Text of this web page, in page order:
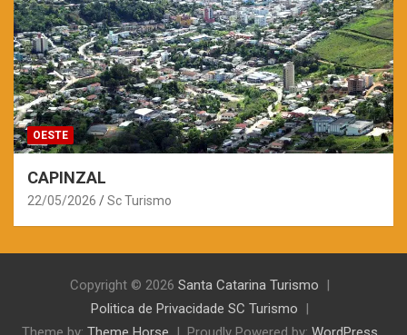
OESTE
CAPINZAL
22/05/2026 Sc Turismo
Copyright © 2026 Santa Catarina Turismo
Politica de Privacidade SC Turismo